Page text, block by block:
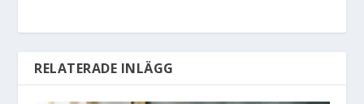
RELATERADE INLÄGG